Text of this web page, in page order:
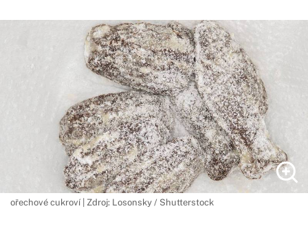
ořechové cukroví | Zdroj: Losonsky / Shutterstock